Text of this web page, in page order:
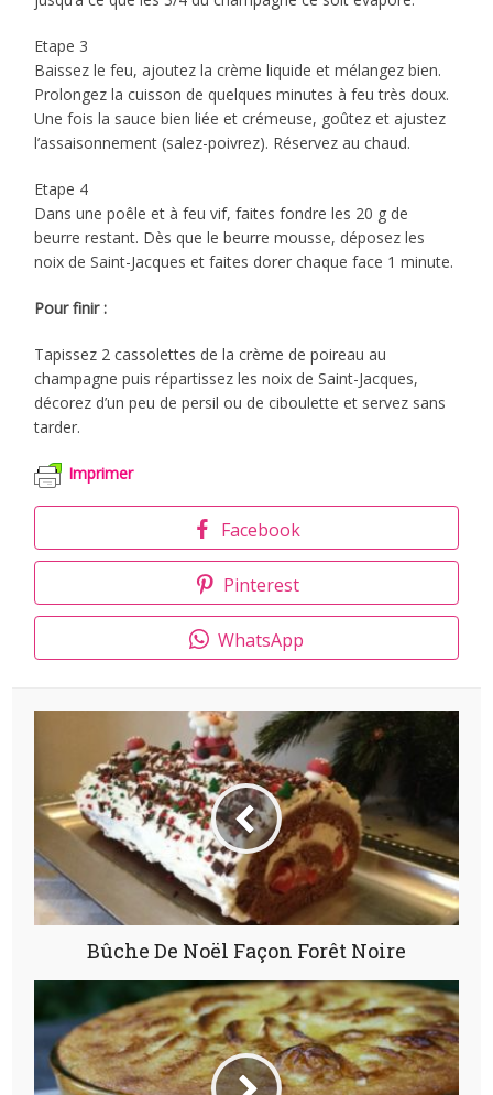
Etape 3
Baissez le feu, ajoutez la crème liquide et mélangez bien.
Prolongez la cuisson de quelques minutes à feu très doux.
Une fois la sauce bien liée et crémeuse, goûtez et ajustez
l’assaisonnement (salez-poivrez). Réservez au chaud.
Etape 4
Dans une poêle et à feu vif, faites fondre les 20 g de
beurre restant. Dès que le beurre mousse, déposez les
noix de Saint-Jacques et faites dorer chaque face 1 minute.
Pour finir :
Tapissez 2 cassolettes de la crème de poireau au
champagne puis répartissez les noix de Saint-Jacques,
décorez d’un peu de persil ou de ciboulette et servez sans
tarder.
Imprimer
Facebook
Pinterest
WhatsApp
Bûche De Noël Façon Forêt Noire